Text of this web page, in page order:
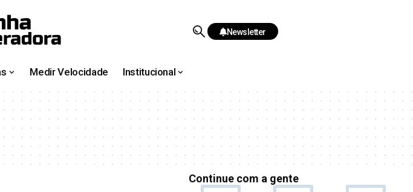
Newsletter
Medir Velocidade Institucional
Continue com a gente